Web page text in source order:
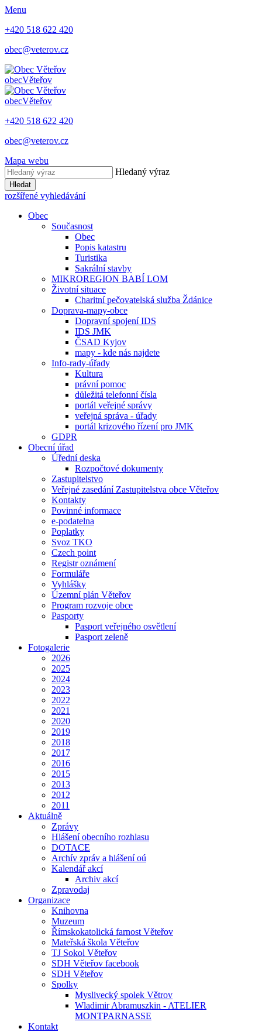
Menu
+420 518 622 420
obec@veterov.cz
obecVěteřov
obecVěteřov
+420 518 622 420
obec@veterov.cz
Mapa webu
Hledaný výraz
Hledat
rozšířené vyhledávání
Obec
Současnost
Obec
Popis katastru
Turistika
Sakrální stavby
MIKROREGION BABÍ LOM
Životní situace
Charitní pečovatelská služba Ždánice
Doprava-mapy-obce
Dopravní spojení IDS
IDS JMK
ČSAD Kyjov
mapy - kde nás najdete
Info-rady-úřady
Kultura
právní pomoc
důležitá telefonní čísla
portál veřejné správy
veřejná správa - úřady
portál krizového řízení pro JMK
GDPR
Obecní úřad
Úřední deska
Rozpočtové dokumenty
Zastupitelstvo
Veřejné zasedání Zastupitelstva obce Věteřov
Kontakty
Povinné informace
e-podatelna
Poplatky
Svoz TKO
Czech point
Registr oznámení
Formuláře
Vyhlášky
Územní plán Věteřov
Program rozvoje obce
Pasporty
Pasport veřejného osvětlení
Pasport zeleně
Fotogalerie
2026
2025
2024
2023
2022
2021
2020
2019
2018
2017
2016
2015
2013
2012
2011
Aktuálně
Zprávy
Hlášení obecního rozhlasu
DOTACE
Archív zpráv a hlášení oú
Kalendář akcí
Archiv akcí
Zpravodaj
Organizace
Knihovna
Muzeum
Římskokatolická farnost Věteřov
Mateřská škola Věteřov
TJ Sokol Věteřov
SDH Věteřov facebook
SDH Věteřov
Spolky
Myslivecký spolek Větrov
Wladimir Abramuszkin - ATELIER
MONTPARNASSE
Kontakt